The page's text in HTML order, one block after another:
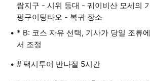
람지구 - 시위 등대 - 궤이비산 모세의
펑구이팅타오 - 복귀 장소
* B: 코스 자유 선택, 기사가 당일 조류
서 조정
# 택시투어 반나절 5시간